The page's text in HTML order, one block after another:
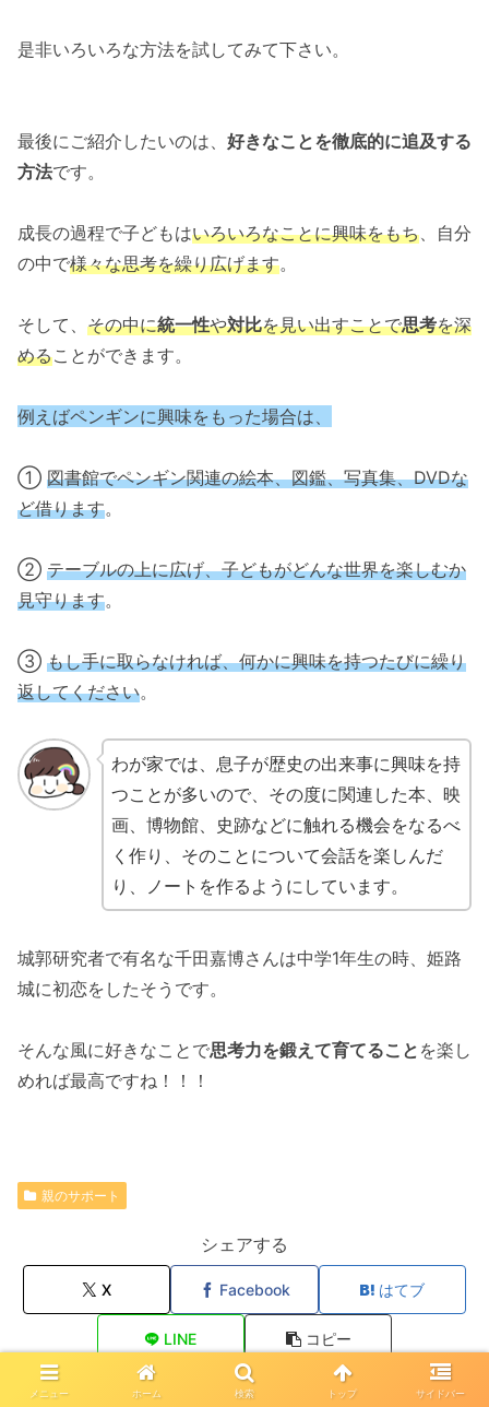
是非いろいろな方法を試してみて下さい。
最後にご紹介したいのは、 好きなことを徹底的に追及する
方法です。
成長の過程で子どもはいろいろなことに興味をもち 、自分
の中で様々な思考を繰り広げます。
そして、 その中に統一性や対比を見い出すことで思考を深
めることができます。
例えばペンギンに興味をもった場合は、
① 図書館でペンギン関連の絵本、図鑑、写真集、DVDな
ど借ります。
② テーブルの上に広げ、子どもがどんな世界を楽しむか
見守ります。
③ もし手に取らなければ、何かに興味を持つたびに繰り
返してください。
わが家では、息子が歴史の出来事に興味を持
つことが多いので、その度に関連した本、映
画、博物館、史跡などに触れる機会をなるべ
く作り、そのことについて会話を楽しんだ
り、ノートを作るようにしています。
城郭研究者で有名な千田嘉博さんは中学1年生の時、姫路
城に初恋をしたそうです。
そんな風に好きなことで思考力を鍛えて育てること を楽し
めれば最高ですね！！！
親のサポート
シェアする
X Facebook はてブ
LINE コピー
メニュー ホーム 検索 トップ サイドバー